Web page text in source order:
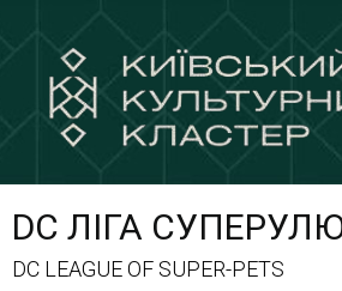
DC ЛІГА
DC LEAGUE OF SUPER-PETS